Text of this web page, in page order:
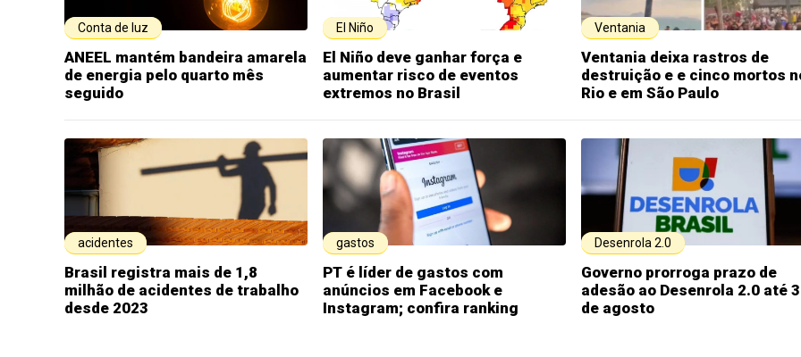
Conta de luz
ANEEL mantém bandeira amarela
de energia pelo quarto mês
seguido
El Niño
El Niño deve ganhar força e
aumentar risco de eventos
extremos no Brasil
Ventania
Ventania deixa rastros de
destruição e e cinco mortos
Rio e em São Paulo
acidentes
Brasil registra mais de 1,8
milhão de acidentes de trabalho
desde 2023
gastos
PT é líder de gastos com
anúncios em Facebook e
Instagram; confira ranking
Desenrola 2.0
Governo prorroga prazo de
adesão ao Desenrola 2.0 até
de agosto